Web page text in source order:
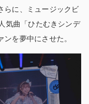
らに、ミュージックビ
気曲「ひたむきシンデ
を夢中にさせた。